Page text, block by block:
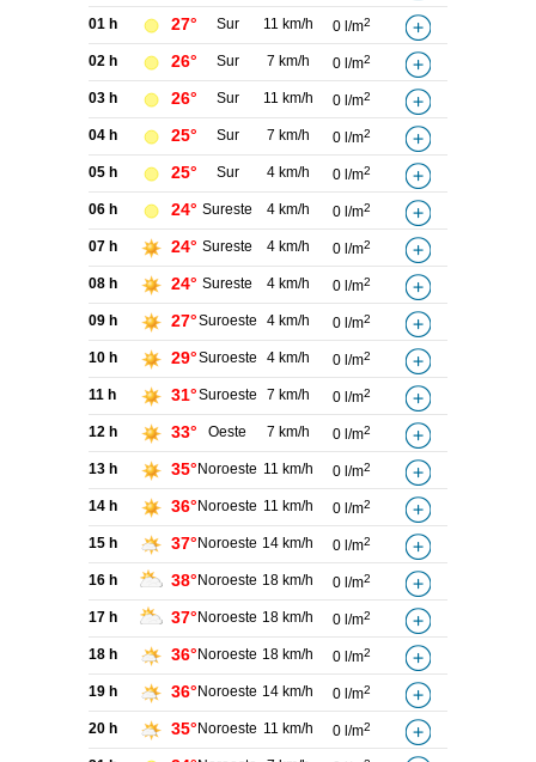
01 h 27° Sur 11 km/h 0 l/m2
02 h 26° Sur 7 km/h 0 l/m2
03 h 26° Sur 11 km/h 0 l/m2
04 h 25° Sur 7 km/h 0 l/m2
05 h 25° Sur 4 km/h 0 l/m2
06 h 24° Sureste 4 km/h 0 l/m2
07 h 24° Sureste 4 km/h 0 l/m2
08 h 24° Sureste 4 km/h 0 l/m2
09 h 27°Suroeste 4 km/h 0 l/m2
10 h 29°Suroeste 4 km/h 0 l/m2
11 h 31°Suroeste 7 km/h 0 l/m2
12 h 33° Oeste 7 km/h 0 l/m2
13 h 35° Noroeste 11 km/h 0 l/m2
14 h 36° Noroeste 11 km/h 0 l/m2
15 h 37° Noroeste 14 km/h 0 l/m2
16 h 38° Noroeste 18 km/h 0 l/m2
17 h 37° Noroeste 18 km/h 0 l/m2
18 h 36° Noroeste 18 km/h 0 l/m2
19 h 36° Noroeste 14 km/h 0 l/m2
20 h 35° Noroeste 11 km/h 0 l/m2